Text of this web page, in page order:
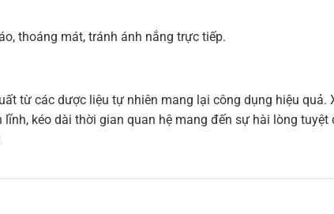
thoáng mát, tránh ánh nắng trực tiếp.
từ các dược liệu tự nhiên mang lại công dụng hiệu
kéo dài thời gian quan hệ mang đến sự hài lòng